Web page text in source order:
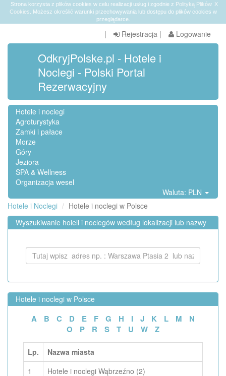
X
Strona korzysta z plików cookies w celu realizacji usług i zgodnie z Polityką Plików
Cookies . Możesz określić warunki przechowywania lub dostępu do plików cookies w
przeglądarce.
| Rejestracja | Logowanie
OdkryjPolske.pl - Hotele i
Noclegi - Polski Portal
Rezerwacyjny
Hotele i noclegi
Agroturystyka
Zamki i pałace
Morze
Góry
Jeziora
SPA & Wellness
Organizacja wesel
Waluta: PLN
Hotele i Noclegi
Hotele i noclegi w Polsce
Wyszukiwanie holeli i noclegów według lokalizacji lub nazwy
Hotele i noclegi w Polsce
A B C D E F G H I J K L M
N
O
P R S T U W Z
Lp.
Nazwa miasta
1
Hotele i noclegi Wąbrzeźno (2)